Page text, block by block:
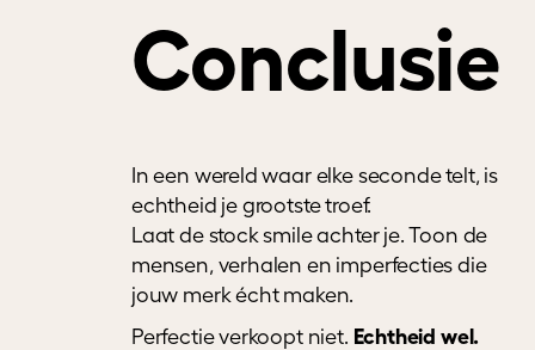
Conclusie
In een wereld waar elke seconde telt, is
echtheid je grootste troef.
Laat de stock smile achter je. Toon de
mensen, verhalen en imperfecties die
jouw merk écht maken.
Perfectie verkoopt niet. Echtheid wel.